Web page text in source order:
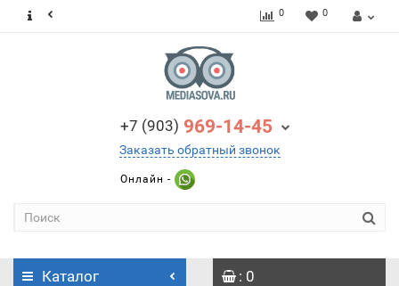
0 0
+7 (903) 969-14-45
Заказать обратный звонок
Онлайн -
Каталог : 0